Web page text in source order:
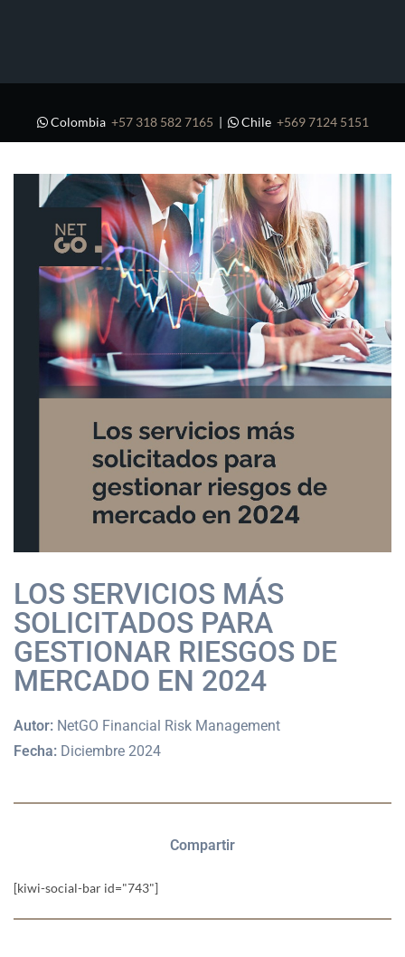
Colombia +57 318 582 7165 | Chile +569 7124 5151
LOS SERVICIOS MÁS
SOLICITADOS PARA
GESTIONAR RIESGOS DE
MERCADO EN 2024
Autor: NetGO Financial Risk Management
Fecha: Diciembre 2024
Compartir
[kiwi-social-bar id="743"]